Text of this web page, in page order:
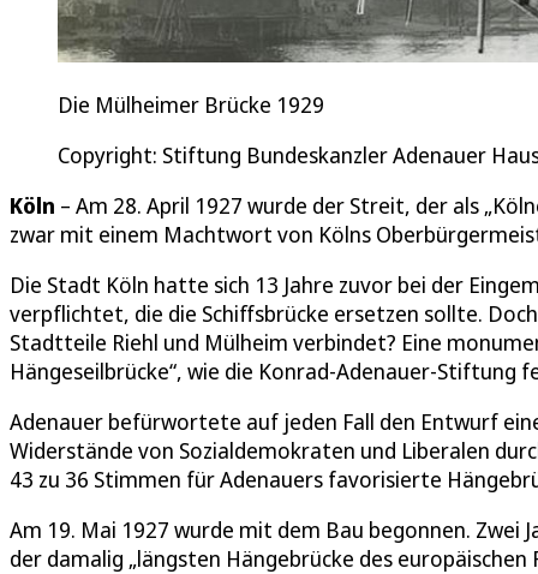
Die Mülheimer Brücke 1929
Copyright: Stiftung Bundeskanzler Adenauer
Köln – Am 28. April 1927 wurde der Streit, der als
zwar mit einem Machtwort von Kölns
Die Stadt Köln hatte sich 13 Jahre zuvor bei der
verpflichtet, die die Schiffsbrücke ersetzen sollte.
Stadtteile Riehl und Mülheim verbindet? Eine
Hängeseilbrücke“, wie die Konrad-Adenauer-Stiftung
Adenauer befürwortete auf jeden Fall den Entwurf
Widerstände von Sozialdemokraten und Liberalen
43 zu 36 Stimmen für Adenauers favorisierte
Am 19. Mai 1927 wurde mit dem Bau begonnen.
der damalig „längsten Hängebrücke des europäischen